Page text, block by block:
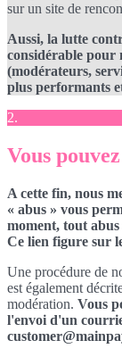
sur un site de
Aussi, la lutte
considérable pour
(modérateurs,
plus performants
2.
Vous
A cette fin, nous
« abus » vous
moment, tout
Ce lien figure sur
Une procédure de
est également
modération. Vous
l'envoi d'un